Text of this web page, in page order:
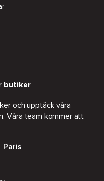
butiker
och upptäck våra
Våra team kommer att
Paris